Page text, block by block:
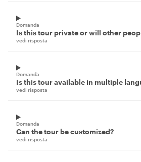
Domanda
Is this tour private or will other
vedi risposta
Domanda
Is this tour available in multiple
vedi risposta
Domanda
Can the tour be customized?
vedi risposta